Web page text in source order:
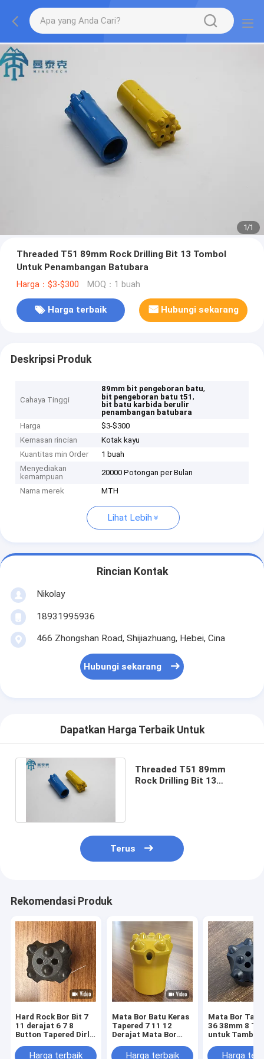
1/1
Threaded T51 89mm Rock Drilling Bit 13 Tombol
Untuk Penambangan Batubara
Harga：$3-$300 MOQ：1 buah
Harga terbaik Hubungi sekarang
Deskripsi Produk
Cahaya Tinggi
89mm bit pengeboran batu,
bit pengeboran batu t51,
bit batu karbida berulir
penambangan batubara
Harga
$3-$300
Kemasan rincian
Kotak kayu
Kuantitas min Order
1 buah
Menyediakan
kemampuan
20000 Potongan per Bulan
Nama merek MTH
Lihat Lebih
Rincian Kontak
Nikolay
18931995936
466 Zhongshan Road, Shijiazhuang, Hebei, Cina
Hubungi sekarang
Dapatkan Harga Terbaik Untuk
Threaded T51 89mm
Rock Drilling Bit 13
Terus
Rekomendasi Produk
Hard Rock Bor Bit 7
11 derajat 6 7 8
Button Tapered Dirll
Harga terbaik
Mata Bor Batu Keras
Tapered 7 11 12
Derajat Mata Bor
Pertambangan
Harga terbaik
Mata Bor
36 38mm 8
untuk
Harga